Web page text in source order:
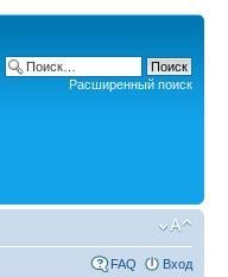
Расширенный поиск
FAQ Вход